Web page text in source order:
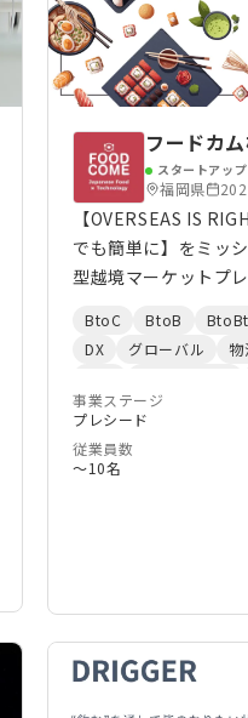
フードカ
スタートアップ
福岡県
【OVERSEAS IS
でも簡単に】をミッ
型越境マーケットプ
販売における書類作
入金管理までを all-
MKPL型プラットフォームです。
向けの越境Eコマース
データを生成しなが
レコメンドの最適化
化システム【FoodGo
た。 **サービス概要** - 次世代アウトバウンド型
BtoC BtoB
DX
グローバル 物
FoodTech
事業ステージ
プレシード
従業員数
〜10名